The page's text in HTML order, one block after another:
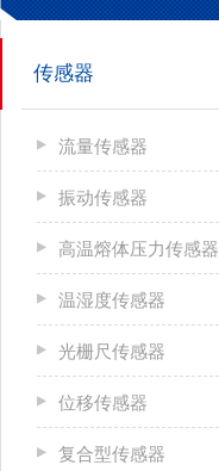
传感器
流量传感器
振动传感器
高温熔体压力传感器
温湿度传感器
光栅尺传感器
位移传感器
复合型传感器